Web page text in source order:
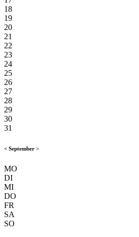
18
19
20
21
22
23
24
25
26
27
28
29
30
31
< September >
MO
DI
MI
DO
FR
SA
SO